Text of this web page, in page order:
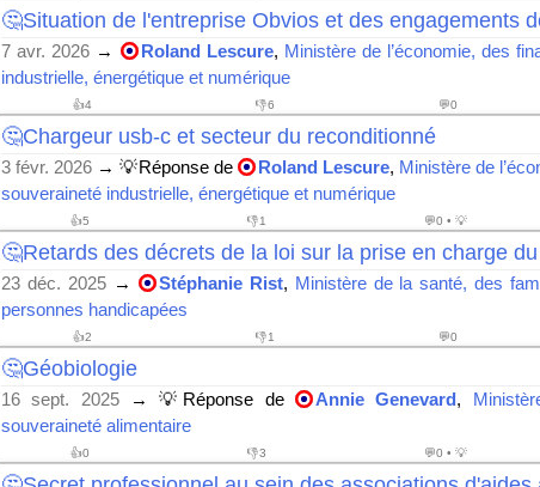
🤔Situation de l'entreprise Obvios et des engagements
7 avr. 2026 → Roland Lescure, Ministère de l’économie, des
industrielle, énergétique et numérique
👍4 👎6 💬0
🤔Chargeur usb-c et secteur du reconditionné
3 févr. 2026 → 💡Réponse de Roland Lescure, Ministère de
souveraineté industrielle, énergétique et numérique
👍5 👎1 💬0 • 💡
🤔Retards des décrets de la loi sur la prise en charge
23 déc. 2025→ Stéphanie Rist, Ministère de la santé, des
personnes handicapées
👍2 👎1 💬0
🤔Géobiologie
16 sept. 2025→ 💡Réponse de Annie Genevard,
souveraineté alimentaire
👍0 👎3 💬0 • 💡